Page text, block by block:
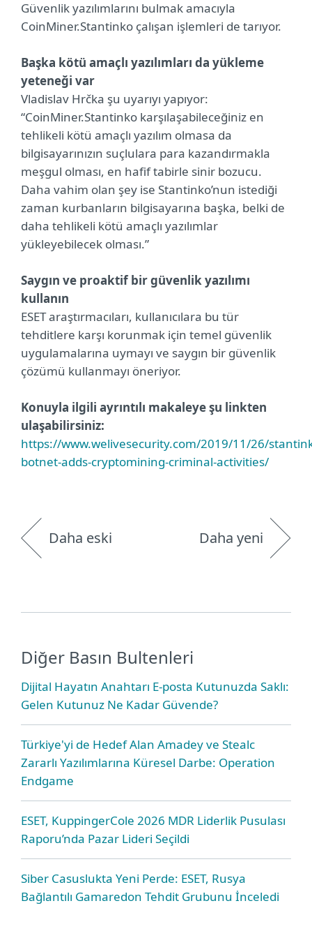
Güvenlik yazılımlarını bulmak amacıyla
CoinMiner.Stantinko çalışan işlemleri de tarıyor.
Başka kötü amaçlı yazılımları da yükleme
yeteneği var
Vladislav Hrčka şu uyarıyı yapıyor:
“CoinMiner.Stantinko karşılaşabileceğiniz en
tehlikeli kötü amaçlı yazılım olmasa da
bilgisayarınızın suçlulara para kazandırmakla
meşgul olması, en hafif tabirle sinir bozucu.
Daha vahim olan şey ise Stantinko’nun istediği
zaman kurbanların bilgisayarına başka, belki de
daha tehlikeli kötü amaçlı yazılımlar
yükleyebilecek olması.”
Saygın ve proaktif bir güvenlik yazılımı
kullanın
ESET araştırmacıları, kullanıcılara bu tür
tehditlere karşı korunmak için temel güvenlik
uygulamalarına uymayı ve saygın bir güvenlik
çözümü kullanmayı öneriyor.
Konuyla ilgili ayrıntılı makaleye şu linkten
ulaşabilirsiniz:
https://www.welivesecurity.com/2019/11/26/
botnet-adds-cryptomining-criminal-activities/
Daha eski Daha yeni
Diğer Basın Bultenleri
Dijital Hayatın Anahtarı E-posta Kutunuzda Saklı:
Gelen Kutunuz Ne Kadar Güvende?
Türkiye'yi de Hedef Alan Amadey ve Stealc
Zararlı Yazılımlarına Küresel Darbe: Operation
Endgame
ESET, KuppingerCole 2026 MDR Liderlik Pusulası
Raporu’nda Pazar Lideri Seçildi
Siber Casuslukta Yeni Perde: ESET, Rusya
Bağlantılı Gamaredon Tehdit Grubunu İnceledi